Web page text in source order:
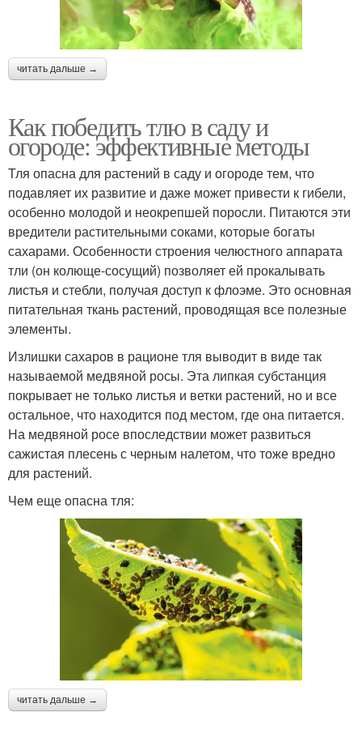
читать дальше →
Как победить тлю в саду и
огороде: эффективные методы
Тля опасна для растений в саду и огороде тем, что
подавляет их развитие и даже может привести к гибели,
особенно молодой и неокрепшей поросли. Питаются эти
вредители растительными соками, которые богаты
сахарами. Особенности строения челюстного аппарата
тли (он колюще-сосущий) позволяет ей прокалывать
листья и стебли, получая доступ к флоэме. Это основная
питательная ткань растений, проводящая все полезные
элементы.
Излишки сахаров в рационе тля выводит в виде так
называемой медвяной росы. Эта липкая субстанция
покрывает не только листья и ветки растений, но и все
остальное, что находится под местом, где она питается.
На медвяной росе впоследствии может развиться
сажистая плесень с черным налетом, что тоже вредно
для растений.
Чем еще опасна тля:
читать дальше →